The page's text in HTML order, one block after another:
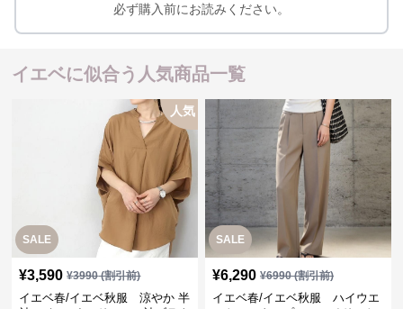
必ず購入前にお読みください。
イエベに似合う人気商品一覧
SALE
人気
¥3,590 ¥3990(割引前)
イエベ春/イエベ秋服 涼やか 半
SALE
¥6,290 ¥6990(割引前)
イエベ春/イエベ秋服 ハイウエ